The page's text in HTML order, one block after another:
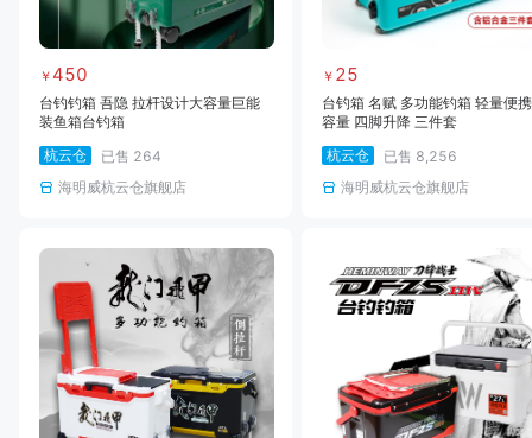
￥ 450
台钓钓箱 吾隐 拉杆设计大容量巨能
装鱼箱台钓箱
杭云仓
已售 264
海明威杭云仓旗舰店
￥ 25
台钓箱 名赋 多功能钓箱 轻量便
容量 四脚升降 三件套
杭云仓
已售 8,256
海明威杭云仓旗舰店